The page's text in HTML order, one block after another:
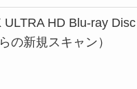
ULTRA HD Blu-ray
の新規スキャン）